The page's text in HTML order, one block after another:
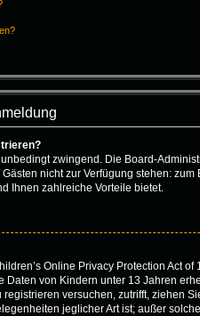
zwingend. Die Board-
nicht zur Verfügung stehen:
Ihnen zahlreiche Vorteile bietet.
Online Privacy Protection Act
Daten von Kindern unter 13 Jahren
registrieren versuchen, zutrifft, ziehen
jeglicher Art ist; außer